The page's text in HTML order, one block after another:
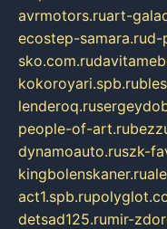
avrmotors.ruart-
ecostep-samara.rud-
sko.com.ru
kokoroyari.spb.ru
lenderoq.ru
people-of-art.ru
dynamoauto.ruszk-
kingbolenskaner.ru
act1.spb.ru
detsad125.rumir-